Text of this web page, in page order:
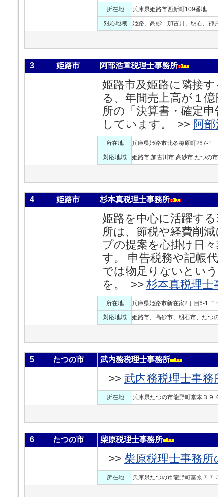
所在地 兵庫県姫路市西新町109番地
対応地域 姫路、高砂、加古川、明石、神
3 姫路市 阿部浩章税理士事務所
姫路市及姫路に隣接
る、年間売上高が１
所の「決算書・確定
しています。 >> 阿
所在地 兵庫県姫路市北条梅原町267-1
対応地域 姫路市,加古川市,高砂市,たつの
4 姫路市 杉本真税理士事務所
姫路を中心に活躍す
所は、節税や経費削
プの提案を心掛け日
す。 申告税務や記帳
では物足りないとい
を。 >> 杉本真税理士
所在地 兵庫県姫路市新在家2丁目6‐1
対応地域 姫路市、高砂市、明石市、たつ
5 たつの市 武内務税理士事務所
>> 武内務税理士事務
所在地 兵庫県たつの市龍野町堂本３９
6 たつの市 柴原税理士事務所
>> 柴原税理士事務所
所在地 兵庫県たつの市龍野町富永７７